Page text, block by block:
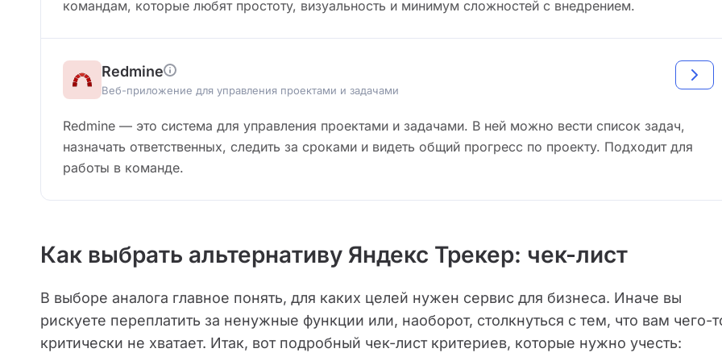
командам, которые любят простоту, визуальность и минимум сложностей с внедрением.
Redmine
Веб-приложение для управления проектами и задачами
Redmine — это система для управления проектами и задачами. В ней можно вести список задач,
назначать ответственных, следить за сроками и видеть общий прогресс по проекту. Подходит для
работы в команде.
Как выбрать альтернативу Яндекс Трекер: чек-лист
В выборе аналога главное понять, для каких целей нужен сервис для бизнеса. Иначе вы
рискуете переплатить за ненужные функции или, наоборот, столкнуться с тем, что вам чего-
критически не хватает. Итак, вот подробный чек-лист критериев, которые нужно учесть: